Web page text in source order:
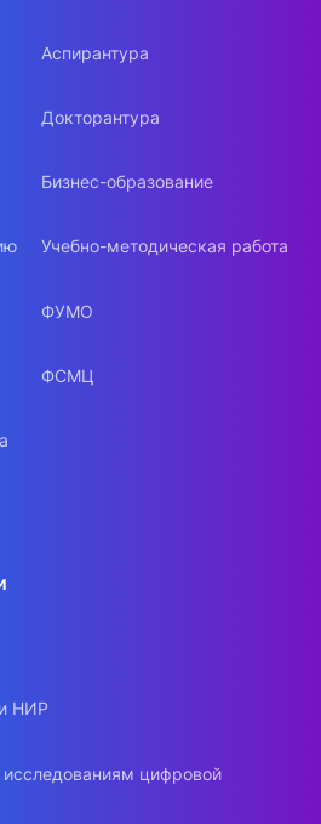
Аспирантура
Докторантура
Бизнес-образование
Учебно-методическая работа
ФУМО
ФСМЦ
НИР
цифровой